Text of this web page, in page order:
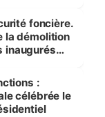
foncière.
la démolition
inaugurés
:
célébrée le